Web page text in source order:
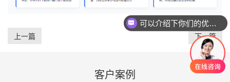
上一篇 下一篇
客户案例
可以介绍下你们的优势么？